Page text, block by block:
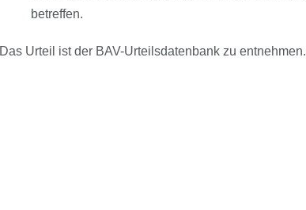
betreffen.
Das Urteil ist der BAV-Urteilsdatenbank zu entnehmen.